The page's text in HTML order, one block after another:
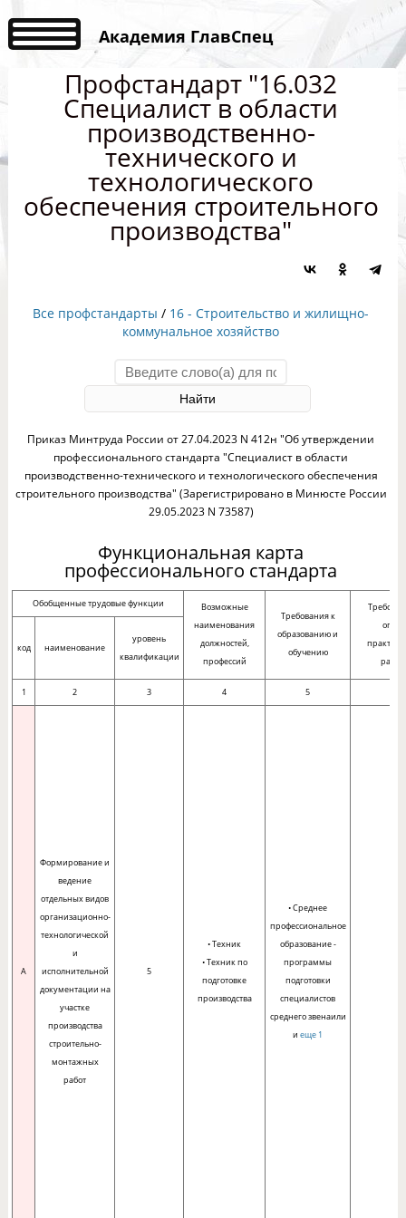
Академия ГлавСпец
Профстандарт "16.032
Специалист в области
производственно-
технического и
технологического
обеспечения строительного
производства"
Все профстандарты / 16 - Строительство и жилищно-
коммунальное хозяйство
Приказ Минтруда России от 27.04.2023 N 412н "Об утверждении
профессионального стандарта "Специалист в области
производственно-технического и технологического обеспечения
строительного производства" (Зарегистрировано в Минюсте России
29.05.2023 N 73587)
Функциональная карта
профессионального стандарта
Обобщенные трудовые функции
Возможные
наименования
должностей,
профессий
Требования к
образованию и
обучению
код наименование
уровень
квалификации
1 2 3 4 5
A
Формирование и
ведение
отдельных видов
организационно-
технологической
и
исполнительной
документации на
участке
производства
строительно-
монтажных
работ
5
• Техник
• Техник по
подготовке
производства
• Среднее
профессиональное
образование -
программы
подготовки
специалистов
среднего звенаили
иеще 1